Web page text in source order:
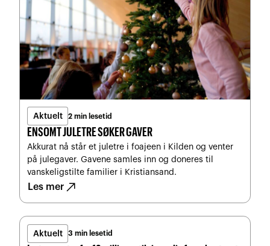
Aktuelt 2 min lesetid
ENSOMT JULETRE SØKER GAVER
Akkurat nå står et juletre i foajeen i Kilden og venter
på julegaver. Gavene samles inn og doneres til
vanskeligstilte familier i Kristiansand.
Les mer north_east
Aktuelt 3 min lesetid